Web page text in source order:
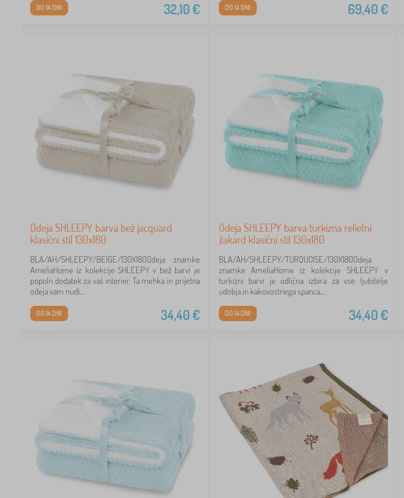
32,10€
DO 14 DNI 69,40€
DO 14 DNI
Odeja SHLEEPY barva bež jacquard
klasični stil 130x180
BLA/AH/SHLEEPY/BEIGE/130X180Odeja znamke
AmeliaHome iz kolekcije SHLEEPY v bež barvi je
popoln dodatek za vaš interier. Ta mehka in prijetna
odeja vam nudi...
34,40€
DO 14 DNI
Odeja SHLEEPY barva turkizna reliefni
žakard klasični stil 130x180
BLA/AH/SHLEEPY/TURQUOISE/130X180Odeja
znamke AmeliaHome iz kolekcije SHLEEPY v
turkizni barvi je odlična izbira za vse ljubitelje
udobja in kakovostnega spanca....
34,40€
DO 14 DNI